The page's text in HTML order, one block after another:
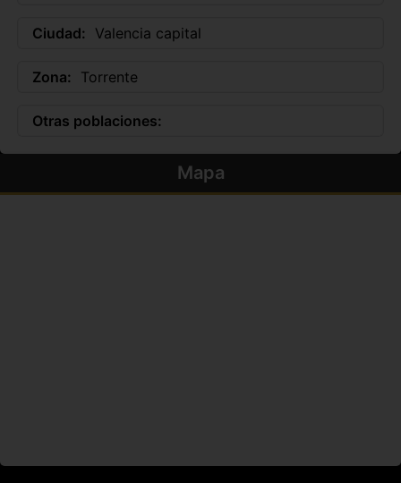
Ciudad: Valencia capital
Zona: Torrente
Otras poblaciones:
Mapa